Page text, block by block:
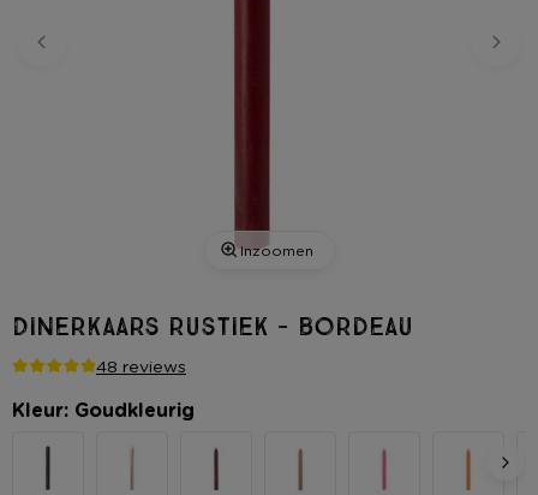
Inzoomen
Dinerkaars rustiek - bordeau
48 reviews
Kleur: Goudkleurig